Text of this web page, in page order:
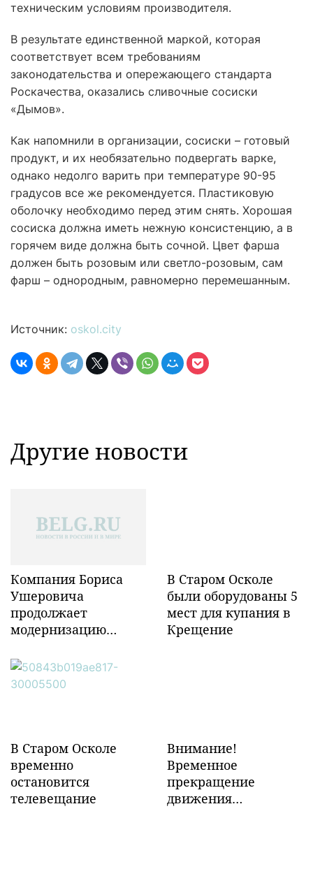
техническим условиям производителя.
В результате единственной маркой, которая
соответствует всем требованиям
законодательства и опережающего стандарта
Роскачества, оказались сливочные сосиски
«Дымов».
Как напомнили в организации, сосиски – готовый
продукт, и их необязательно подвергать варке,
однако недолго варить при температуре 90-95
градусов все же рекомендуется. Пластиковую
оболочку необходимо перед этим снять. Хорошая
сосиска должна иметь нежную консистенцию, а в
горячем виде должна быть сочной. Цвет фарша
должен быть розовым или светло-розовым, сам
фарш – однородным, равномерно перемешанным.
Источник: oskol.city
Другие новости
Компания Бориса
Ушеровича
продолжает
модернизацию
инфраструктуры в
Забайкалье
В Старом Осколе
были оборудованы 5
мест для купания в
Крещение
В Старом Осколе
временно
остановится
телевещание
Внимание!
Временное
прекращение
движения